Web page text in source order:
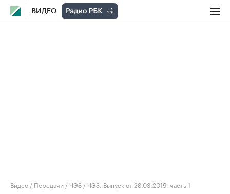
ВИДЕО
Видео / Передачи /ЧЭЗ /ЧЭЗ. Выпуск от 28.03.2019, часть 1